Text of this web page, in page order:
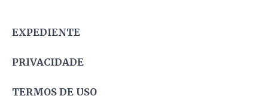
EXPEDIENTE
PRIVACIDADE
TERMOS DE USO